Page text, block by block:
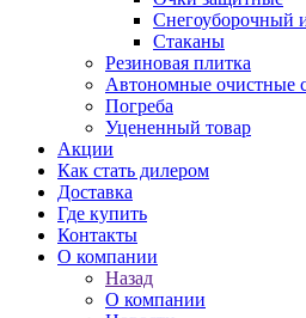
Снегоуборочный
Стаканы
Резиновая плитка
Автономные очистные
Погреба
Уцененный товар
Акции
Как стать дилером
Доставка
Где купить
Контакты
О компании
Назад
О компании